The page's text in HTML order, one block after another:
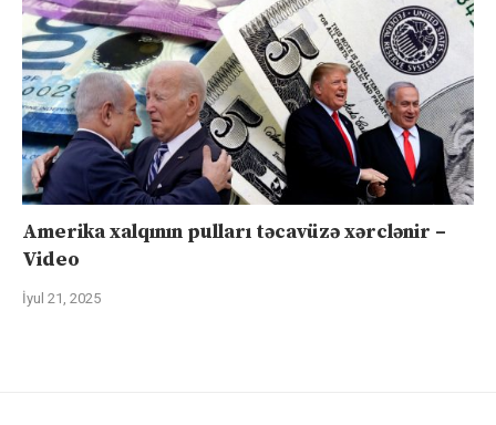
Amerika xalqının pulları təcavüzə xərclənir –
Video
İyul 21, 2025